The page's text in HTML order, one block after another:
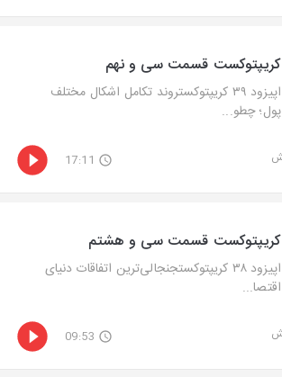
کریپتوکست قسمت سی و نهم
اپیزود ۳۹ کریپتوکستروند تکامل اشکال مختلف
پول؛ چطو...
17:11
کریپتوکست قسمت سی و هشتم
اپیزود ۳۸ کریپتوکستجنجالی‌ترین اتفاقات دنیای
اقتصا...
09:53